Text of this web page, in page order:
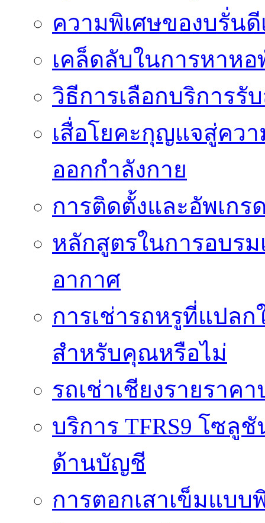
ความพิเศษของบรั่นดี
เคล็ดลับในการหาหอ
วิธีการเลือกบริการรั
เสื่อโยคะกุญแจสู่คว
ออกกำลังกาย
การติดตั้งและอัพเกรด
หลักสูตรในการอบร
อากาศ
การเช่ารถหรูที่แปลก
สำหรับคุณหรือไม่
รถเช่าเชียงรายราค
บริการ TFRS9 โซลู
ด้านบัญชี
การตอกเสาเข็มแบบ